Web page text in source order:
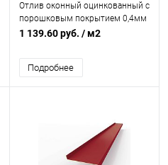
Отлив оконный оцинкованный c
порошковым покрытием 0,4мм
RAL 3027
1 139.60 руб. / м2
Подробнее